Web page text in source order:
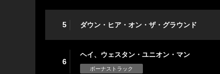
5 ダウン・ヒア・オン・ザ・グラウンド
6
ヘイ、ウェスタン・ユニオン・マン
ボーナストラック